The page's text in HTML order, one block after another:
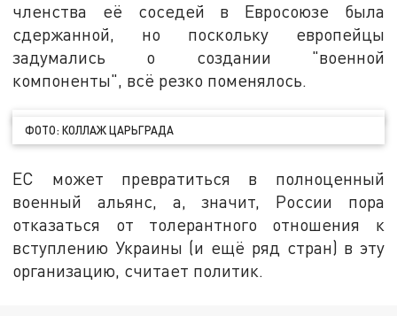
членства её соседей в Евросоюзе была
сдержанной, но поскольку европейцы
задумались о создании "военной
компоненты", всё резко поменялось.
ФОТО: КОЛЛАЖ ЦАРЬГРАДА
ЕС может превратиться в полноценный
военный альянс, а, значит, России пора
отказаться от толерантного отношения к
вступлению Украины (и ещё ряд стран) в эту
организацию, считает политик.